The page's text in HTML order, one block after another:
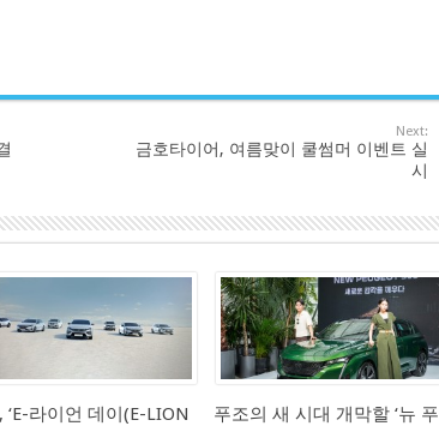
Next:
금호타이어, 여름맞이 쿨썸머 이벤트 실
시
‘E-라이언 데이(E-LION
푸조의 새 시대 개막할 ‘뉴 푸